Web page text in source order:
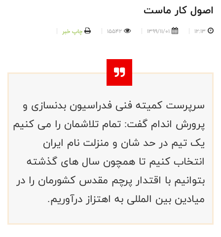
اصول کار ماست
12:13
1399/11/01
15542 چاپ خبر
سرپرست کمیته فنی فدراسیون بدنسازی و
پرورش اندام گفت: تمام تلاشمان را می کنیم
یک تیم در حد شان و منزلت نام ایران
انتخاب کنیم تا همچون سال های گذشته
بتوانیم با اقتدار پرچم مقدس کشورمان را در
میادین بین المللی به اهتزاز درآوریم.